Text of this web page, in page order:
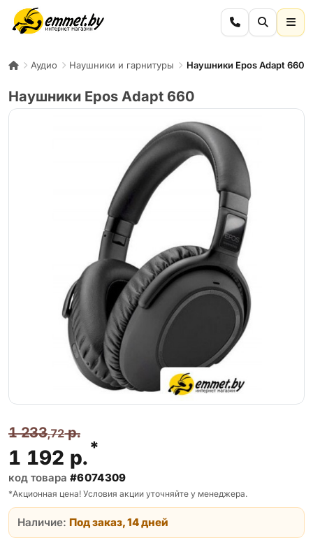
Аудио Наушники и гарнитуры Наушники Epos Adapt 660
Наушники Epos Adapt 660
1 233,72р.
1 192 р.*
код товара #6074309
*Акционная цена! Условия акции уточняйте у менеджера.
Наличие: Под заказ, 14 дней